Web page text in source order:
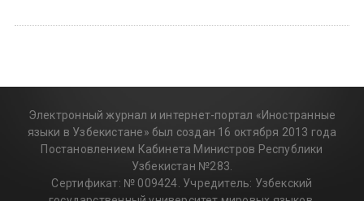
Электронный журнал и интернет-портал «Иностранные
языки в Узбекистане» был создан 16 октября 2013 года
Постановлением Кабинета Министров Республики
Узбекистан №283.
Сертификат: № 009424. Учредитель: Узбекский